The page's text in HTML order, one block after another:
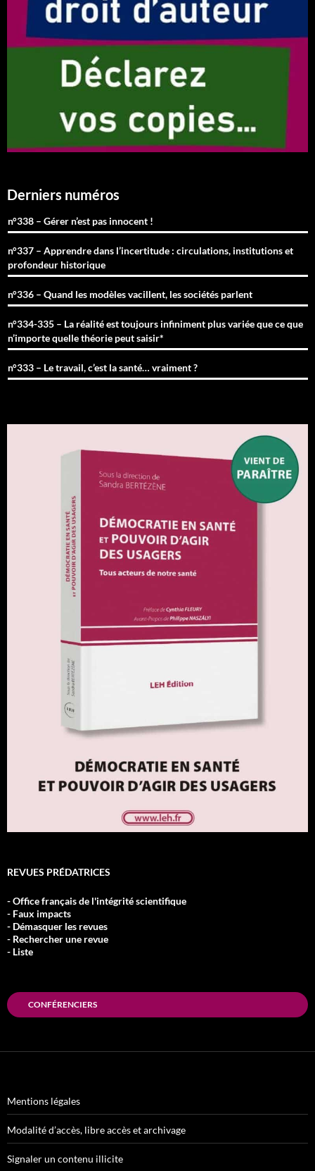
Derniers numéros
n°338 – Gérer n’est pas innocent !
n°337 – Apprendre dans l’incertitude : circulations, institutions et
profondeur historique
n°336 – Quand les modèles vacillent, les sociétés parlent
n°334-335 – La réalité est toujours infiniment plus variée que ce que
n’importe quelle théorie peut saisir*
n°333 – Le travail, c’est la santé… vraiment ?
REVUES PRÉDATRICES
- Office français de l'intégrité scientifique
- Faux impacts
- Démasquer les revues
- Rechercher une revue
- Liste
CONFÉRENCIERS
Mentions légales
Modalité d’accès, libre accès et archivage
Signaler un contenu illicite